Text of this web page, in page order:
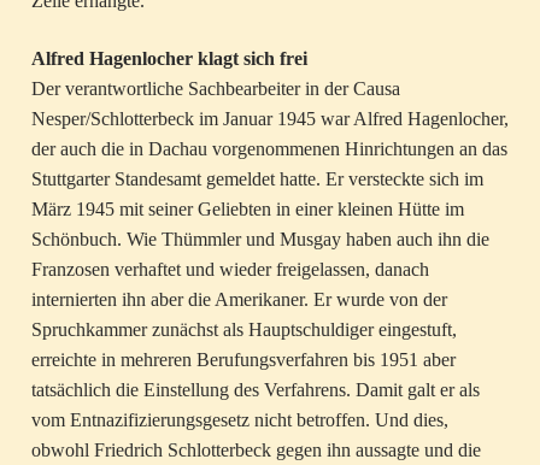
Alfred Hagenlocher klagt sich frei
Der verantwortliche Sachbearbeiter in der Causa
Nesper/Schlotterbeck im Januar 1945 war Alfred Hagenlocher,
der auch die in Dachau vorgenommenen Hinrichtungen an das
Stuttgarter Standesamt gemeldet hatte. Er versteckte sich im
März 1945 mit seiner Geliebten in einer kleinen Hütte im
Schönbuch. Wie Thümmler und Musgay haben auch ihn die
Franzosen verhaftet und wieder freigelassen, danach
internierten ihn aber die Amerikaner. Er wurde von der
Spruchkammer zunächst als Hauptschuldiger eingestuft,
erreichte in mehreren Berufungsverfahren bis 1951 aber
tatsächlich die Einstellung des Verfahrens. Damit galt er als
vom Entnazifizierungsgesetz nicht betroffen. Und dies,
obwohl Friedrich Schlotterbeck gegen ihn aussagte und die